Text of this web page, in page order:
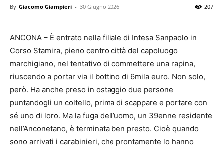
By Giacomo Giampieri - 30 Giugno 2026 207
ANCONA – È entrato nella filiale di Intesa Sanpaolo in
Corso Stamira, pieno centro città del capoluogo
marchigiano, nel tentativo di commettere una rapina,
riuscendo a portar via il bottino di 6mila euro. Non solo,
però. Ha anche preso in ostaggio due persone
puntandogli un coltello, prima di scappare e portare con
sé uno di loro. Ma la fuga dell’uomo, un 39enne residente
nell’Anconetano, è terminata ben presto. Cioè quando
sono arrivati i carabinieri, che prontamente lo hanno